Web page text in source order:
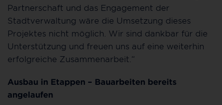
Partnerschaft und das Engagement der
Stadtverwaltung wäre die Umsetzung dieses
Projektes nicht möglich. Wir sind dankbar für die
Unterstützung und freuen uns auf eine weiterhin
erfolgreiche Zusammenarbeit.“
Ausbau in Etappen – Bauarbeiten bereits
angelaufen